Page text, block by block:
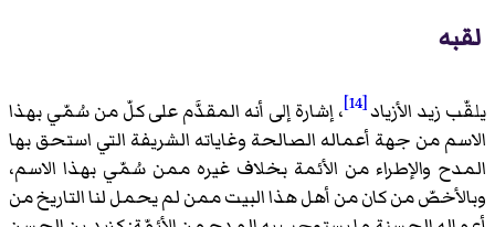
لقبه
يلقّب زيد الأزياد[14]
، إشارة إلى أنه المقدَّم على كلّ من سُمّي بهذا
الاسم من جهة أعماله الصالحة وغاياته الشريفة التي استحق بها
المدح والإطراء من الأئمة بخلاف غيره ممن سُمّي بهذا الاسم،
وبالأخصّ من كان من أهل هذا البيت ممن لم يحمل لنا التاريخ من